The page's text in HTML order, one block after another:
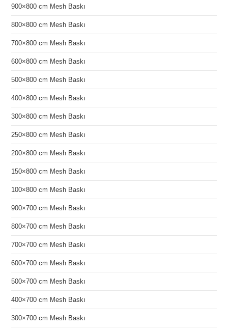
900×800 cm Mesh Baskı
800×800 cm Mesh Baskı
700×800 cm Mesh Baskı
600×800 cm Mesh Baskı
500×800 cm Mesh Baskı
400×800 cm Mesh Baskı
300×800 cm Mesh Baskı
250×800 cm Mesh Baskı
200×800 cm Mesh Baskı
150×800 cm Mesh Baskı
100×800 cm Mesh Baskı
900×700 cm Mesh Baskı
800×700 cm Mesh Baskı
700×700 cm Mesh Baskı
600×700 cm Mesh Baskı
500×700 cm Mesh Baskı
400×700 cm Mesh Baskı
300×700 cm Mesh Baskı